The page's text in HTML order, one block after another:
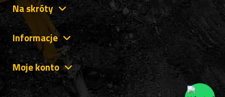
Na skróty
Informacje
Moje konto